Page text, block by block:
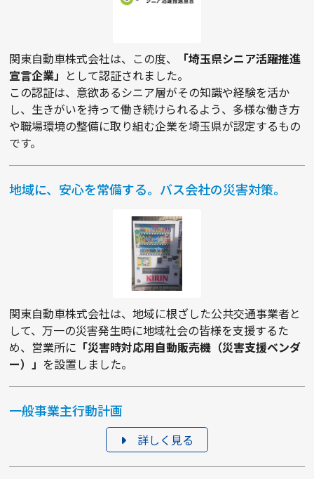
関東自動車株式会社は、この度、
「埼玉県シニア活躍推進
宣言企業」 として認証されました。
この認証は、意欲あるシニア層がその知識や経験を活か
し、生きがいを持って働き続けられるよう、多様な働き方
や職場環境の整備に取り組む企業を埼玉県が認定するもの
です。
地域に、安心を常備する。バス会社の災害対策。
関東自動車株式会社は、地域に根ざした公共交通事業者と
して、万一の災害発生時に地域社会の皆様を支援するた
め、営業所に 「災害時対応用自動販売機（災害支援ベンダ
ー）」 を設置しました。
一般事業主行動計画
詳しく見る